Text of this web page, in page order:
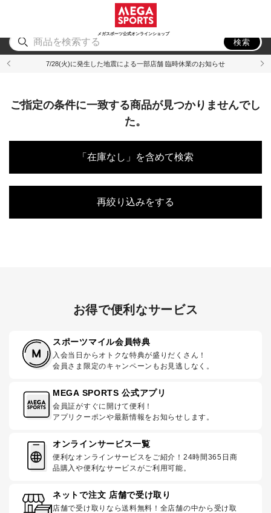
メガスポーツ公式オンラインショップ
アウトドア
検索
7/28(火)に発生した地震による一部店舗 臨時休業のお知らせ
ご指定の条件に一致する商品が見つかりませんでし
た。
「在庫なし」を含めて検索
再絞り込みをする
お得で便利なサービス
スポーツマイル会員特典
入会当日からオトクな特典が盛りだくさん！
会員さま限定のキャンペーンもお見逃しなく。
MEGA SPORTS 公式アプリ
会員証がすぐに開けて便利！
アプリクーポンや最新情報をお知らせします。
オンラインサービス一覧
便利なオンラインサービスをご紹介！24時間365日商
品購入や便利なサービスがご利用可能。
ネットで注文 店舗で受け取り
店舗で受け取りなら送料無料！全店舗の中から受け取